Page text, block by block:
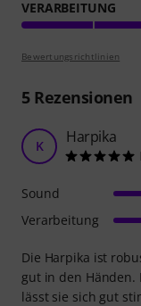
VERARBEITUNG
Bewertungsrichtlinien
5Rezensionen
K Harpika
Die Harpika ist
gut in den
lässt sie sich gut
Sound
Verarbeitung